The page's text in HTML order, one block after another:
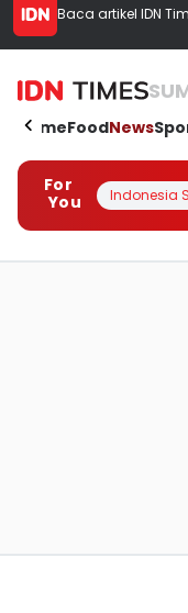
Baca artikel IDN
HomeFoodNews
For
You
Indonesia